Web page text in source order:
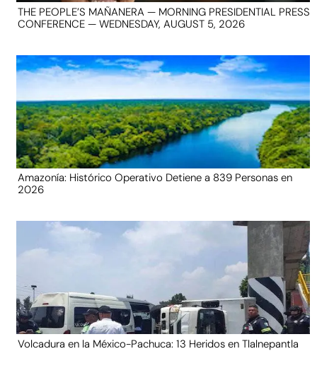
THE PEOPLE’S MAÑANERA — MORNING PRESIDENTIAL PRESS
CONFERENCE — WEDNESDAY, AUGUST 5, 2026
Amazonía: Histórico Operativo Detiene a 839 Personas en
2026
Volcadura en la México-Pachuca: 13 Heridos en Tlalnepantla